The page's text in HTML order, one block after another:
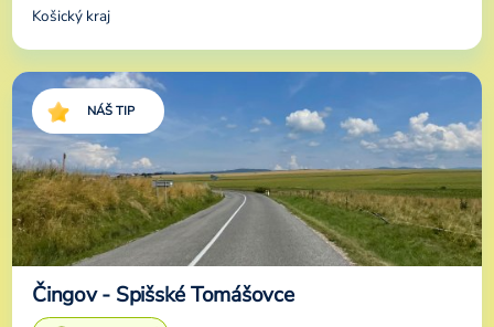
Košický kraj
NÁŠ TIP
Čingov - Spišské Tomášovce